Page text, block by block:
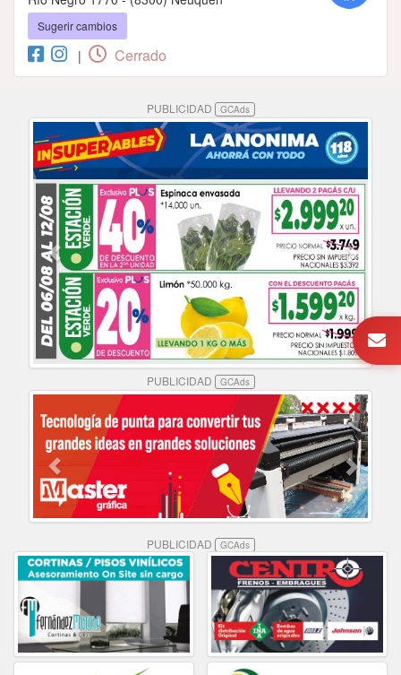
Sugerir cambios
| Cerrado
PUBLICIDAD GCAds
PUBLICIDAD GCAds
PUBLICIDAD GCAds